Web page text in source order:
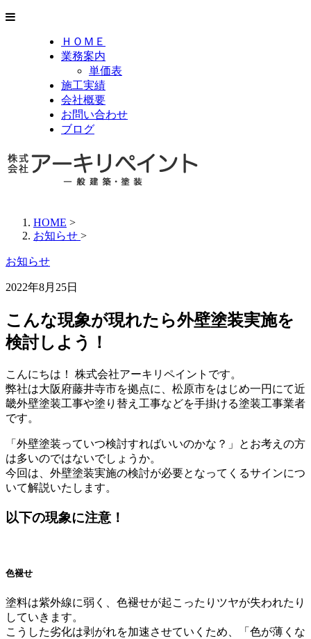
ＨＯＭＥ
業務案内
単価表
施工実績
会社概要
お問い合わせ
ブログ
HOME >
お知らせ >
お知らせ
2022年8月25日
こんな現象が現れたら外壁塗装実施を
検討しよう！
こんにちは！ 株式会社アーキリペイントです。
弊社は大阪府藤井寺市を拠点に、松原市をはじめ一円にて近
畿外壁塗装工事や塗り替え工事などを手掛ける塗装工事業者
です。
「外壁塗装っていつ検討すればいいのかな？」とお考えの方
は多いのではないでしょうか。
今回は、外壁塗装実施の検討が必要となってくるサインにつ
いて解説いたします。
以下の現象に注意！
色褪せ
塗料は紫外線に弱く、色褪せが起こったりツヤが失われたり
していきます。
こうした劣化は剥がれを加速させていくため、「色が薄くな